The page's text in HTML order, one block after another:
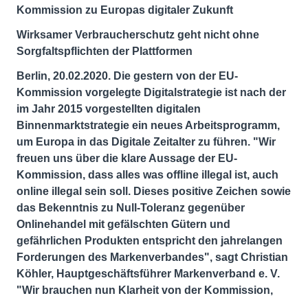
Kommission zu Europas digitaler Zukunft
Wirksamer Verbraucherschutz geht nicht ohne
Sorgfaltspflichten der Plattformen
Berlin, 20.02.2020. Die gestern von der EU-
Kommission vorgelegte Digitalstrategie ist nach der
im Jahr 2015 vorgestellten digitalen
Binnenmarktstrategie ein neues Arbeitsprogramm,
um Europa in das Digitale Zeitalter zu führen. "Wir
freuen uns über die klare Aussage der EU-
Kommission, dass alles was offline illegal ist, auch
online illegal sein soll. Dieses positive Zeichen sowie
das Bekenntnis zu Null-Toleranz gegenüber
Onlinehandel mit gefälschten Gütern und
gefährlichen Produkten entspricht den jahrelangen
Forderungen des Markenverbandes", sagt Christian
Köhler, Hauptgeschäftsführer Markenverband e. V.
"Wir brauchen nun Klarheit von der Kommission,